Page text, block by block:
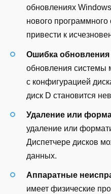
обновлениях
нового программного
привести к
Ошибка обновления
обновления системы
с конфигурацией
диск D становится
Удаление или
удаление или
Диспетчере дисков
данных.
Аппаратные
имеет физические